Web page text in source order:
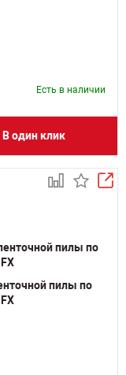
Есть в наличии
В один клик
пилы по